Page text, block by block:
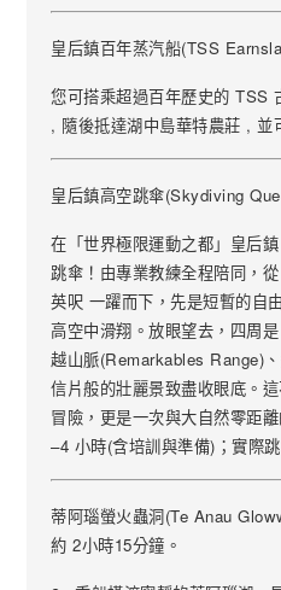
皇后鎮百年蒸汽船(TSS
您可搭乘超過百年歷史的 TSS
, 隨後抵達湖中島華特農莊 , 並
皇后鎮高空跳傘(Skydiving
在「世界極限運動之都」皇后
跳傘！由專業教練全程陪同，
英呎 一躍而下，先是短暫的自
高空中滑翔。放眼望去，四周
越山脈(Remarkables Range)
信片般的壯麗景致盡收眼底。
冒險，更是一次與大自然零距
–4 小時(含培訓與準備)；實際
蒂阿瑙螢火蟲洞(Te Anau
約 2小時15分鐘。